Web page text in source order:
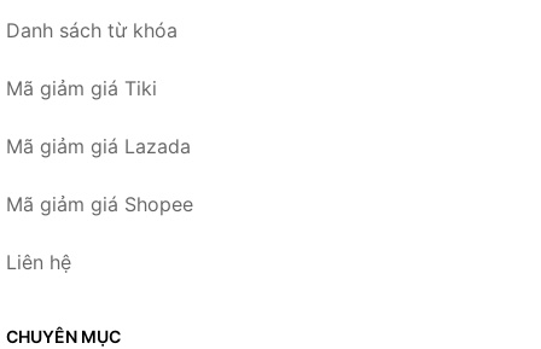
Danh sách từ khóa
Mã giảm giá Tiki
Mã giảm giá Lazada
Mã giảm giá Shopee
Liên hệ
CHUYÊN MỤC